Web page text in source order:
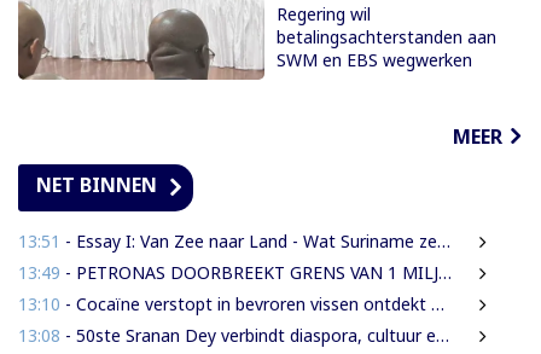
Regering wil
betalingsachterstanden aan
SWM en EBS wegwerken
MEER
NET BINNEN
13:51 - Essay I: Van Zee naar Land - Wat Suriname zelf moet weten over de Nieuwe Raffinaderij en Gas-to-Shore
13:49 - PETRONAS DOORBREEKT GRENS VAN 1 MILJARD VATEN IN BLOK 52 | WAT BETEKENT DEZE MIJLPAAL VOOR DE SURINAAMSE ECONOMIE?
13:10 - Cocaïne verstopt in bevroren vissen ontdekt bij douanecontrole
13:08 - 50ste Sranan Dey verbindt diaspora, cultuur en ondernemerschap in New York